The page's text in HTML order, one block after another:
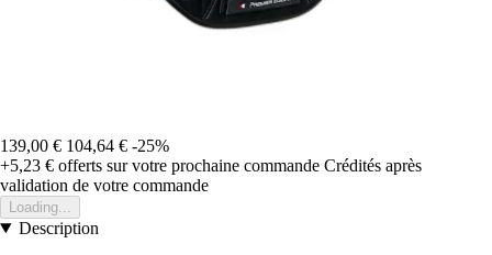
139,00 € 104,64 € -25%
+5,23 € offerts sur votre prochaine commande Crédités après
validation de votre commande
Loading...
Description